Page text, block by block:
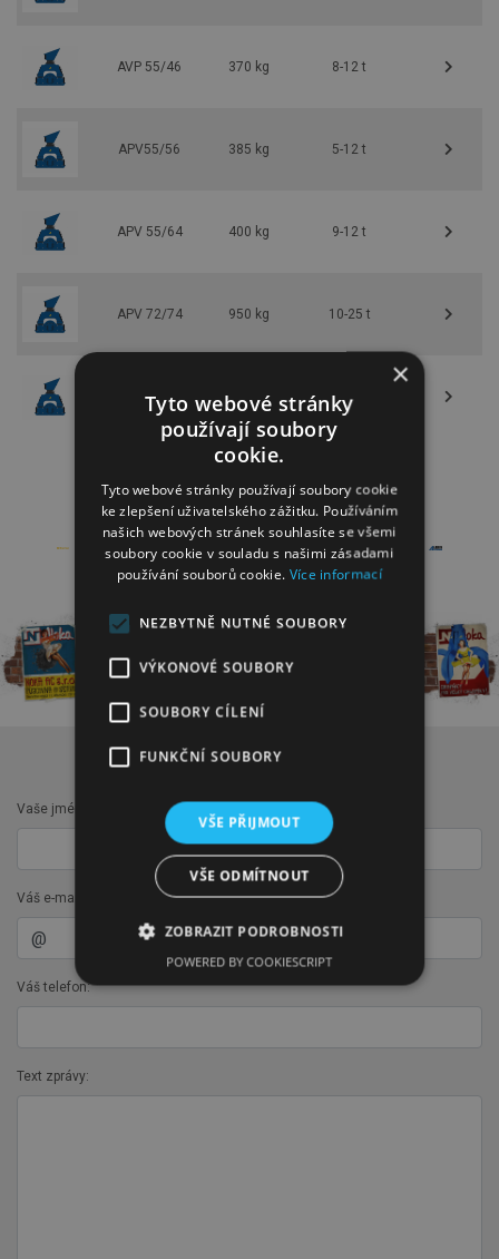
AVP 55/46 370 kg 8-12 t
APV55/56 385 kg 5-12 t
APV 55/64 400 kg 9-12 t
APV 72/74 950 kg 10-25 t
AVP75/74 950 kg 12-40 t
SPOLUPRACUJEME
KONTAKTNÍ FORMULÁŘ
Vaše jméno a příjmení:
Váš e-mail:
Váš telefon:
Text zprávy:
×
Tyto webové stránky
používají soubory
cookie.
Tyto webové stránky používají soubory cookie
ke zlepšení uživatelského zážitku. Používáním
našich webových stránek souhlasíte se všemi
soubory cookie v souladu s našimi zásadami
používání souborů cookie. Více informací
NEZBYTNĚ NUTNÉ SOUBORY
VÝKONOVÉ SOUBORY
SOUBORY CÍLENÍ
FUNKČNÍ SOUBORY
VŠE PŘIJMOUT
VŠE ODMÍTNOUT
ZOBRAZIT PODROBNOSTI
POWERED BY COOKIESCRIPT